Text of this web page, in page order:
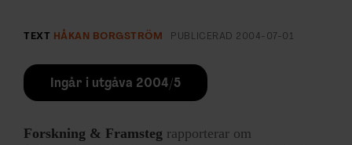
TEXT HÅKAN BORGSTRÖM PUBLICERAD 2004-07-01
Ingår i utgåva 2004/5
Forskning & Framsteg rapporterar om